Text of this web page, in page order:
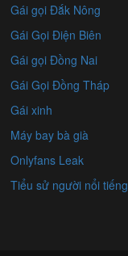
Gái gọi Đắk Nông
Gái Gọi Điện Biên
Gái gọi Đồng Nai
Gái Gọi Đồng Tháp
Gái xinh
Máy bay bà già
Onlyfans Leak
Tiểu sử người nổi tiếng